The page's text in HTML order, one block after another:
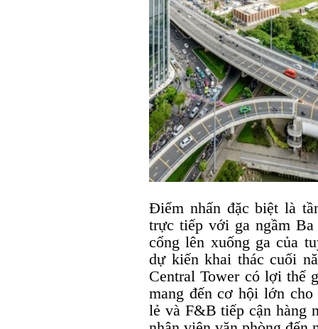
Điểm nhấn đặc biệt là
trực tiếp với ga ngầm
cổng lên xuống ga của
dự kiến khai thác cuối
Central Tower có lợi thế
mang đến cơ hội lớn cho
lẻ và F&B tiếp cận hàng